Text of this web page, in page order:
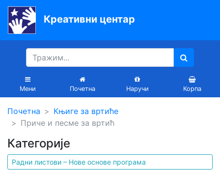
Креативни центар
Мени Почетна Наручи Корпа
Почетна
Књиге
Уџбеници
вртиће
Лектира
Акције
Почетна
Књиге за вртиће
Приче и песме за вртић
Категорије
Радни листови – Нове основе програма